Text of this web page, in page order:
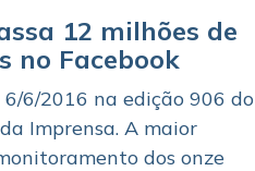
12 milhões de
no Facebook
6/2016 na edição 906 do
Imprensa. A maior
dos onze